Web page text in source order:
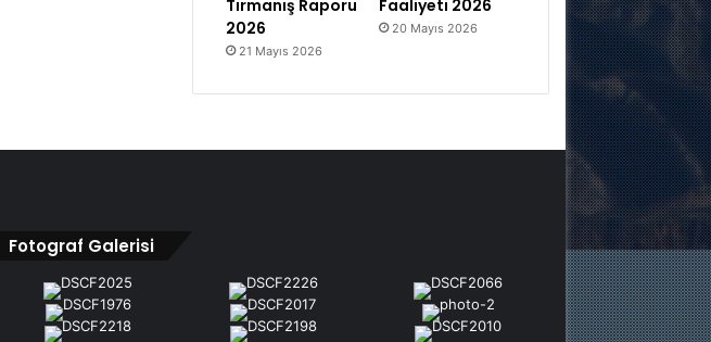
Tırmanış Raporu
2026
21 Mayıs 2026
Faaliyeti 2026
20 Mayıs 2026
Fotograf Galerisi